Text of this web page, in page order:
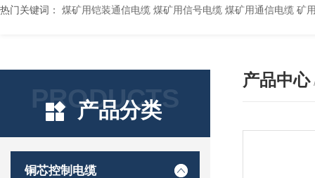
热门关键词： 煤矿用铠装通信电缆 煤矿用信号电缆 煤矿用通信电缆 矿用阻燃通信电缆 矿用监控电缆 矿用通信电缆 橡套软电缆YZ-3*1.5+1 YCW橡胶电缆3*10+1*6 船用橡套软电缆CEFR-3*2.5 煤矿用移动橡套软电缆MY3*4+1*4
PRODUCTS
产品分类
铜芯控制电缆
产品中心